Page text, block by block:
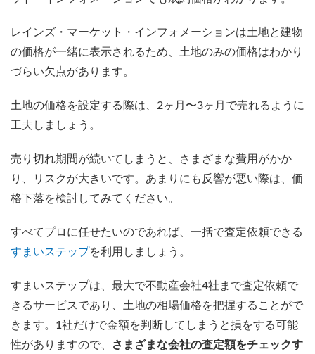
レインズ・マーケット・インフォメーションは土地と建物
の価格が一緒に表示されるため、土地のみの価格はわかり
づらい欠点があります。
土地の価格を設定する際は、2ヶ月〜3ヶ月で売れるように
工夫しましょう。
売り切れ期間が続いてしまうと、さまざまな費用がかか
り、リスクが大きいです。あまりにも反響が悪い際は、価
格下落を検討してみてください。
すべてプロに任せたいのであれば、一括で査定依頼できる
すまいステップを利用しましょう。
すまいステップは、最大で不動産会社4社まで査定依頼で
きるサービスであり、土地の相場価格を把握することがで
きます。1社だけで金額を判断してしまうと損をする可能
性がありますので、
さまざまな会社の査定額をチェックす